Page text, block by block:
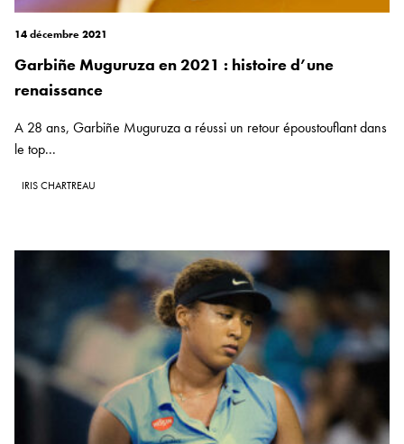
14 décembre 2021
Garbiñe Muguruza en 2021 : histoire d’une
renaissance
A 28 ans, Garbiñe Muguruza a réussi un retour époustouflant dans
le top...
IRIS CHARTREAU